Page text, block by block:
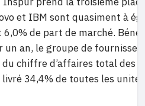
et IBM sont quasiment à
de part de marché.
un an, le groupe de
du chiffre d’affaires total des
34,4% de toutes les